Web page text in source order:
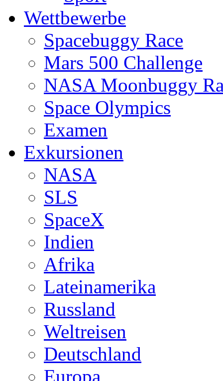
Wettbewerbe
Spacebuggy Race
Mars 500 Challenge
NASA Moonbuggy
Space Olympics
Examen
Exkursionen
NASA
SLS
SpaceX
Indien
Afrika
Lateinamerika
Russland
Weltreisen
Deutschland
Europa